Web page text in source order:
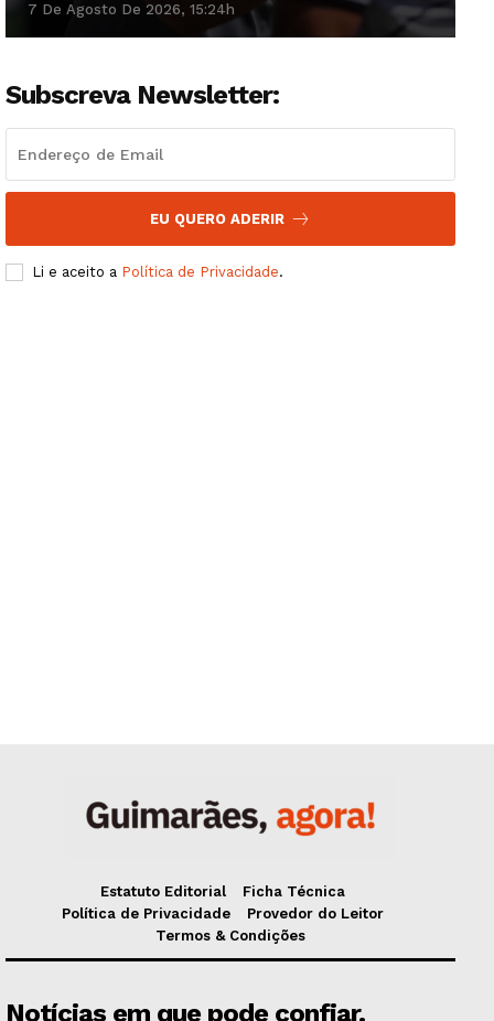
7 De Agosto De 2026, 15:24h
Subscreva Newsletter:
EU QUERO ADERIR
Li e aceito a Política de Privacidade.
Estatuto Editorial
Ficha Técnica
Política de Privacidade
Provedor do Leitor
Termos & Condições
Notícias em que pode confiar.